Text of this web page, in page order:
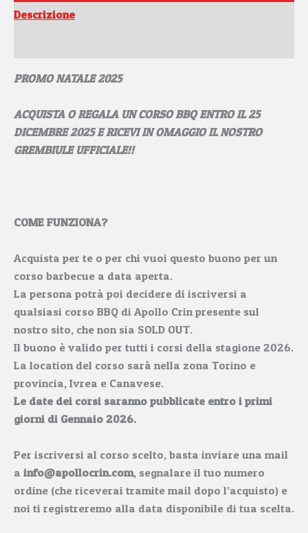
Descrizione
PROMO NATALE 2025
ACQUISTA O REGALA UN CORSO BBQ ENTRO IL 25
DICEMBRE 2025 E RICEVI IN OMAGGIO IL NOSTRO
GREMBIULE UFFICIALE!!
COME FUNZIONA?
Acquista per te o per chi vuoi questo buono per un
corso barbecue a data aperta.
La persona potrà poi decidere di iscriversi a
qualsiasi corso BBQ di Apollo Crin presente sul
nostro sito, che non sia SOLD OUT.
Il buono è valido per tutti i corsi della stagione 2026.
La location del corso sarà nella zona Torino e
provincia, Ivrea e Canavese.
Le date dei corsi saranno pubblicate entro i primi
giorni di Gennaio 2026.
Per iscriversi al corso scelto, basta inviare una mail
a info@apollocrin.com, segnalare il tuo numero
ordine (che riceverai tramite mail dopo l’acquisto) e
noi ti registreremo alla data disponibile di tua scelta.